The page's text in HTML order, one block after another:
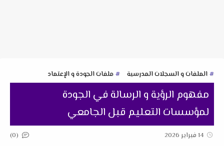
الملفات و السجلات المدرسية ملفات الجودة و الإعتماد
مفهوم الرؤية و الرسالة في الجودة
لمؤسسات التعليم قبل الجامعي
14 فبراير 2026 (0)